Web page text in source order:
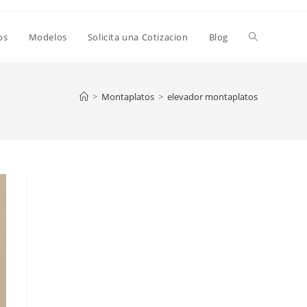
Modelos Solicita una Cotizacion Blog
> Montaplatos > elevador montaplatos